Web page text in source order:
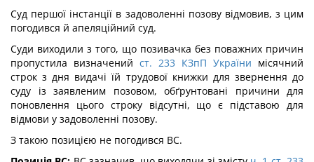
Суд першої інстанції в задоволенні позову відмовив, з цим
погодився й апеляційний суд.
Суди виходили з того, що позивачка без поважних причин
пропустила визначений ст. 233 КЗпП України місячний
строк з дня видачі їй трудової книжки для звернення до
суду із заявленим позовом, обґрунтовані причини для
поновлення цього строку відсутні, що є підставою для
відмови у задоволенні позову.
З такою позицією не погодився ВС.